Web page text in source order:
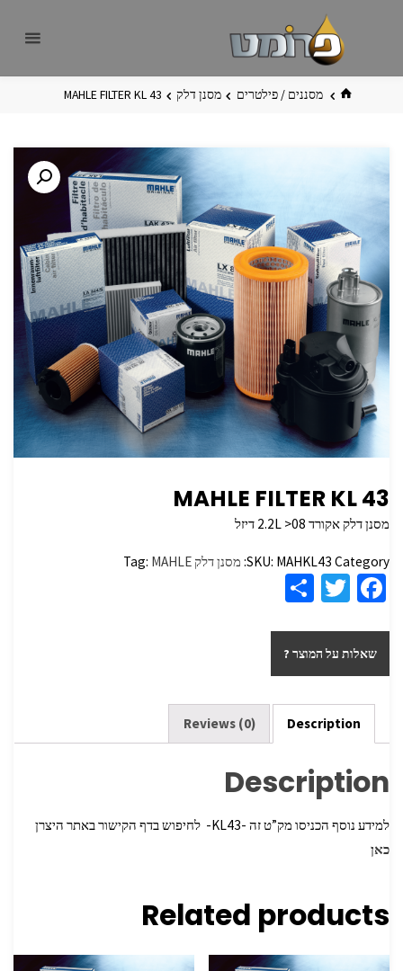
בית מסננים / פילטרים מסנן דלק MAHLE FILTER KL 43
MAHLE FILTER KL 43
מסנן דלק אקורד 2.2L >08 דיזל
SKU: MAHKL43 Category: מסנן דלק Tag: MAHLE
Fa
b
o
o
k
T
tt
er
ar
e
שאלות על המוצר ?
Description
Reviews (0)
Description
למידע נוסף הכניסו מק”ט זה -KL43- לחיפוש בדף הקישור באתר היצרן
כאן
Related products